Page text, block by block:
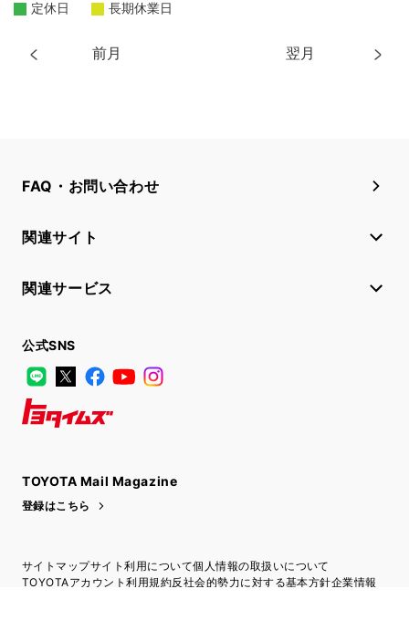
前月 翌月
定休日 長期休業日
FAQ・お問い合わせ
関連サイト
関連サービス
公式SNS
LINE
X FacebookYouTube
TOYOTA Mail Magazine
登録はこちら
サイトマップサイト利用について個人情報の取扱いについて
TOYOTAアカウント利用規約反社会的勢力に対する基本方針企業情報